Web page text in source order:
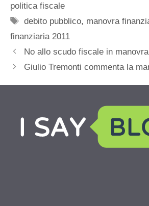
politica fiscale
Tag
debito pubblico, manovra
finanziaria 2011
No allo scudo fiscale in
Giulio Tremonti commenta la